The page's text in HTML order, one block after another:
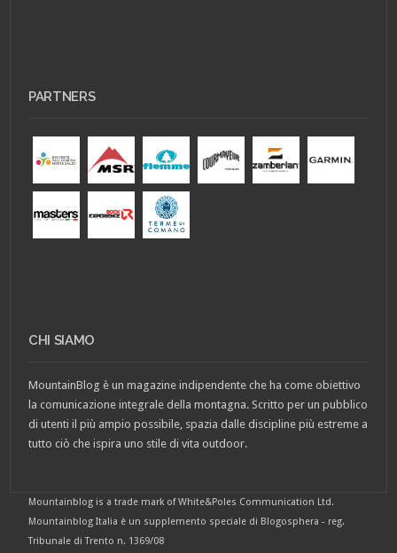
PARTNERS
CHI SIAMO
MountainBlog è un magazine indipendente che ha come obiettivo
la comunicazione integrale della montagna. Scritto per un pubblico
di utenti il più ampio possibile, spazia dalle discipline più estreme a
tutto ciò che ispira uno stile di vita outdoor.
Mountainblog is a trade mark of White&Poles Communication Ltd.
Mountainblog Italia è un supplemento speciale di Blogosphera - reg.
Tribunale di Trento n. 1369/08